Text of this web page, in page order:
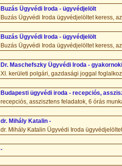
Buzás Ügyvédi Iroda - ügyvédjelölt
Buzás Ügyvédi Iroda ügyvédjelöltet keress,
Buzás Ügyvédi Iroda - ügyvédjelölt
Buzás Ügyvédi Iroda ügyvédjelöltet keress,
Dr. Maschefszky Ügyvédi Iroda -
XI. kerületi polgári, gazdasági joggal
Budapesti ügyvédi iroda - recepciós,
recepciós, asszisztens feladatok, 6 órás
dr. Mihály Katalin -
dr. Mihály Katalin Ügyvédi Iroda
-